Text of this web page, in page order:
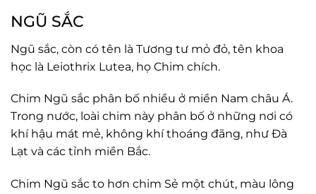
NGŨ SẮC
Ngũ sắc, còn có tên là Tương tư mỏ đỏ, tên khoa
học là Leiothrix Lutea, họ Chim chích.
Chim Ngũ sắc phân bố nhiều ở miền Nam châu Á.
Trong nước, loài chim này phân bố ở những nơi có
khí hậu mát mẻ, không khí thoáng đãng, như Đà
Lạt và các tỉnh miền Bắc.
Chim Ngũ sắc to hơn chim Sẻ một chút, màu lông